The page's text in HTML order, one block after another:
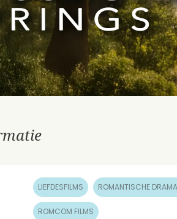
LIEFDESFILMS ROMANTISCHE
ROMCOM FILMS